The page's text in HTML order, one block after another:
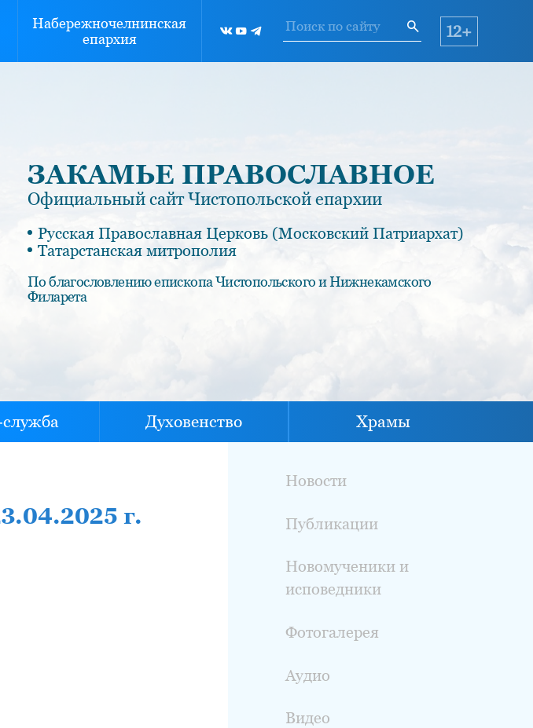
Набережночелнинская
епархия
12+
ЗАКАМЬЕ ПРАВОСЛАВНОЕ
Официальный сайт Чистопольской епархии
Русская Православная Церковь (Московский Патриархат)
Татарстанская митрополия
По благословлению епископа Чистопольского и Нижнекамского
Филарета
Духовенство Храмы
г.
Новости
Публикации
Новомученики и
исповедники
Фотогалерея
Аудио
Видео